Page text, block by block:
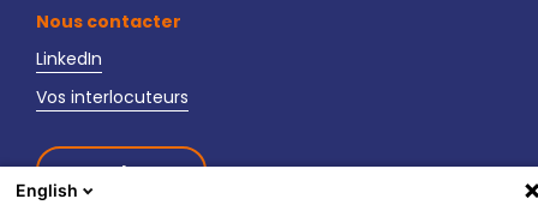
Nous contacter
LinkedIn
Vos interlocuteurs
Newsletter
English